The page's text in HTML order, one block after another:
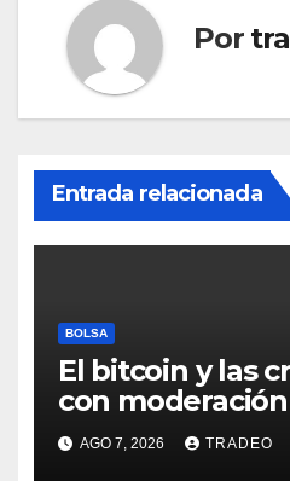
Por
Entrada relacionada
BOLSA
El bitcoin y las
con
incertidumbre
Medio
AGO 7, 2026 TRADEO